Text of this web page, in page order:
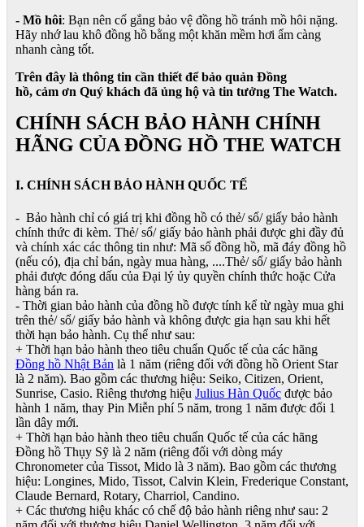
- Mồ hôi: Bạn nên cố gắng bảo vệ đồng hồ tránh mồ hôi nặng.
Hãy nhớ lau khô đồng hồ bằng một khăn mềm hơi ẩm càng
nhanh càng tốt.
Trên đây là thông tin cần thiết để bảo quản Đồng
hồ, cảm ơn Quý khách đã ủng hộ và tin tưởng The Watch.
CHÍNH SÁCH BẢO HÀNH CHÍNH
HÃNG CỦA ĐỒNG HỒ THE WATCH
I. CHÍNH SÁCH BẢO HÀNH QUỐC TẾ
- Bảo hành chỉ có giá trị khi đồng hồ có thẻ/ sổ/ giấy bảo hành
chính thức đi kèm. Thẻ/ sổ/ giấy bảo hành phải được ghi đầy đủ
và chính xác các thông tin như: Mã số đồng hồ, mã đáy đồng hồ
(nếu có), địa chỉ bán, ngày mua hàng, ....Thẻ/ sổ/ giấy bảo hành
phải được đóng dấu của Đại lý ủy quyền chính thức hoặc Cửa
hàng bán ra.
- Thời gian bảo hành của đồng hồ được tính kể từ ngày mua ghi
trên thẻ/ sổ/ giấy bảo hành và không được gia hạn sau khi hết
thời hạn bảo hành. Cụ thể như sau:
+ Thời hạn bảo hành theo tiêu chuẩn Quốc tế của các hãng
Đồng hồ Nhật Bản là 1 năm (riêng đối với đồng hồ Orient Star
là 2 năm). Bao gồm các thương hiệu: Seiko, Citizen, Orient,
Sunrise, Casio. Riêng thương hiệu Julius Hàn Quốc được bảo
hành 1 năm, thay Pin Miễn phí 5 năm, trong 1 năm được đổi 1
lần dây mới.
+ Thời hạn bảo hành theo tiêu chuẩn Quốc tế của các hãng
Đồng hồ Thụy Sỹ là 2 năm (riêng đối với dòng máy
Chronometer của Tissot, Mido là 3 năm). Bao gồm các thương
hiệu: Longines, Mido, Tissot, Calvin Klein, Frederique Constant,
Claude Bernard, Rotary, Charriol, Candino.
+ Các thương hiệu khác có chế độ bảo hành riêng như sau: 2